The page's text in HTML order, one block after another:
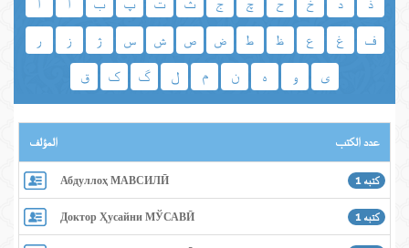
ا آ ب پ ت ث ج چ ح خ د ذ
ر ز ژ س ش ص ض ط ظ ع غ ف
ق ک گ ل م ن ه و ی
المؤلف عدد الكتب
Абдуллоҳ МАВСИЛӢ كتبه 1
Доктор Ҳусайни МЎСАВӢ كتبه 1